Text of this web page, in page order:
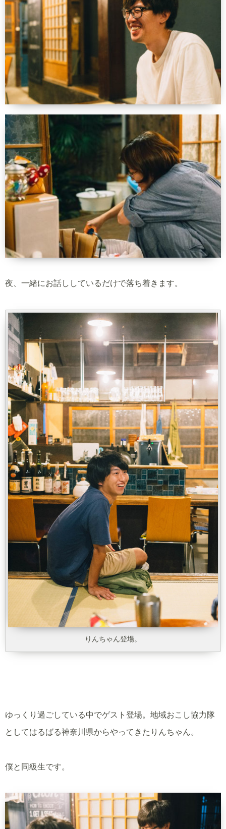
夜、一緒にお話ししているだけで落ち着きます。
りんちゃん登場。
ゆっくり過ごしている中でゲスト登場。地域おこし協力隊
としてはるばる神奈川県からやってきたりんちゃん。
僕と同級生です。